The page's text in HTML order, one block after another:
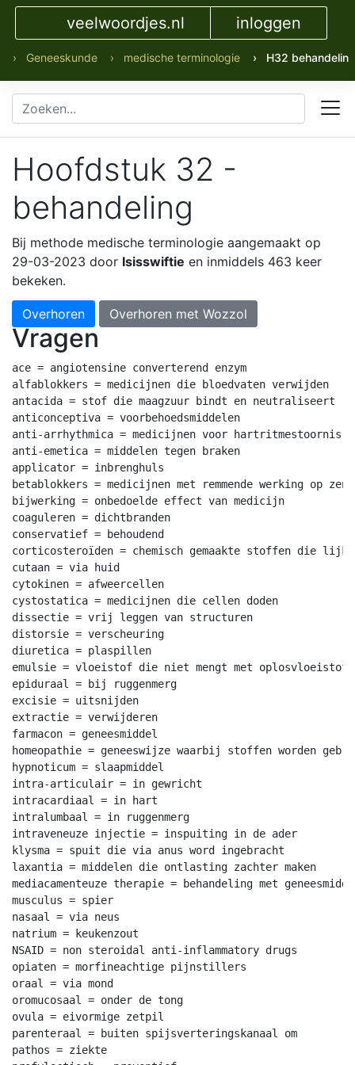
veelwoordjes.nl inloggen
› Geneeskunde › medische terminologie › H32 behandeling
Hoofdstuk 32 -
behandeling
Bij methode medische terminologie aangemaakt op
29-03-2023 door Isisswiftie en inmiddels 463 keer
bekeken.
Overhoren Overhoren met Wozzol
Vragen
ace = angiotensine converterend enzym
alfablokkers = medicijnen die bloedvaten verwijden
antacida = stof die maagzuur bindt en neutraliseert
anticonceptiva = voorbehoedsmiddelen
anti-arrhythmica = medicijnen voor hartritmestoornis
anti-emetica = middelen tegen braken
applicator = inbrenghuls
betablokkers = medicijnen met remmende werking op
bijwerking = onbedoelde effect van medicijn
coaguleren = dichtbranden
conservatief = behoudend
corticosteroïden = chemisch gemaakte stoffen die
cutaan = via huid
cytokinen = afweercellen
cystostatica = medicijnen die cellen doden
dissectie = vrij leggen van structuren
distorsie = verscheuring
diuretica = plaspillen
emulsie = vloeistof die niet mengt met oplosvloeistof
epiduraal = bij ruggenmerg
excisie = uitsnijden
extractie = verwijderen
farmacon = geneesmiddel
homeopathie = geneeswijze waarbij stoffen worden
hypnoticum = slaapmiddel
intra-articulair = in gewricht
intracardiaal = in hart
intralumbaal = in ruggenmerg
intraveneuze injectie = inspuiting in de ader
klysma = spuit die via anus word ingebracht
laxantia = middelen die ontlasting zachter maken
mediacamenteuze therapie = behandeling met
musculus = spier
nasaal = via neus
natrium = keukenzout
NSAID = non steroidal anti-inflammatory drugs
opiaten = morfineachtige pijnstillers
oraal = via mond
oromucosaal = onder de tong
ovula = eivormige zetpil
parenteraal = buiten spijsverteringskanaal om
pathos = ziekte